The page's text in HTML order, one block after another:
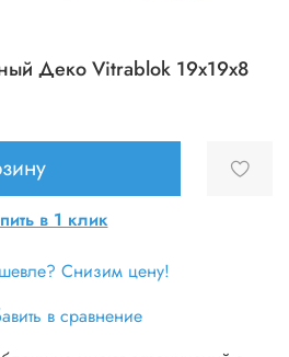
Деко Vitrablok 19х19х8
в 1 клик
Снизим цену!
в сравнение